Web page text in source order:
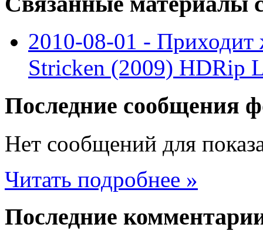
2010-08-01 - Приходит
Stricken (2009) HDRip
Последние сообщения
Нет сообщений для
Читать подробнее »
Последние